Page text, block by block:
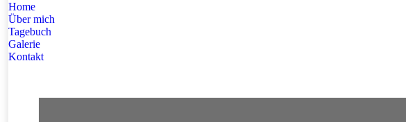
Home
Über mich
Tagebuch
Galerie
Kontakt